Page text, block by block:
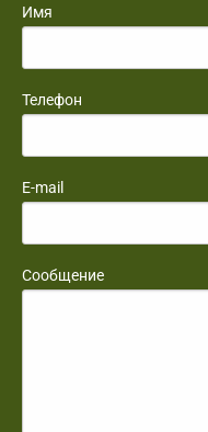
Имя
Телефон
E-mail
Сообщение